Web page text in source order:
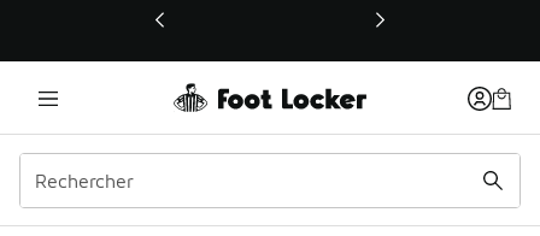
Ce lien ouvrira une nouvelle fenêtre